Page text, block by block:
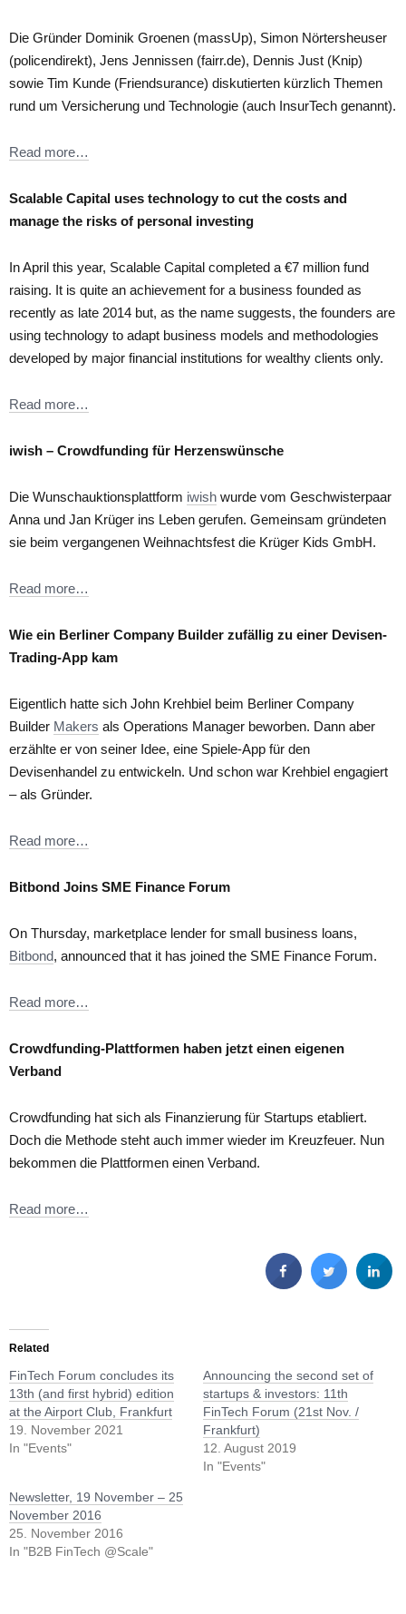
Die Gründer Dominik Groenen (massUp), Simon Nörtersheuser
(policendirekt), Jens Jennissen (fairr.de), Dennis Just (Knip)
sowie Tim Kunde (Friendsurance) diskutierten kürzlich Themen
rund um Versicherung und Technologie (auch InsurTech genannt).
Read more…
Scalable Capital uses technology to cut the costs and
manage the risks of personal investing
In April this year, Scalable Capital completed a €7 million fund
raising. It is quite an achievement for a business founded as
recently as late 2014 but, as the name suggests, the founders are
using technology to adapt business models and methodologies
developed by major financial institutions for wealthy clients only.
Read more…
iwish – Crowdfunding für Herzenswünsche
Die Wunschauktionsplattform iwish wurde vom Geschwisterpaar
Anna und Jan Krüger ins Leben gerufen. Gemeinsam gründeten
sie beim vergangenen Weihnachtsfest die Krüger Kids GmbH.
Read more…
Wie ein Berliner Company Builder zufällig zu einer Devisen-
Trading-App kam
Eigentlich hatte sich John Krehbiel beim Berliner Company
Builder Makers als Operations Manager beworben. Dann aber
erzählte er von seiner Idee, eine Spiele-App für den
Devisenhandel zu entwickeln. Und schon war Krehbiel engagiert
– als Gründer.
Read more…
Bitbond Joins SME Finance Forum
On Thursday, marketplace lender for small business loans,
Bitbond, announced that it has joined the SME Finance Forum.
Read more…
Crowdfunding-Plattformen haben jetzt einen eigenen
Verband
Crowdfunding hat sich als Finanzierung für Startups etabliert.
Doch die Methode steht auch immer wieder im Kreuzfeuer. Nun
bekommen die Plattformen einen Verband.
Read more…
Related
FinTech Forum concludes its
13th (and first hybrid) edition
at the Airport Club, Frankfurt
19. November 2021
In "Events"
Announcing the second set of
startups & investors: 11th
FinTech Forum (21st Nov. /
Frankfurt)
12. August 2019
In "Events"
Newsletter, 19 November – 25
November 2016
25. November 2016
In "B2B FinTech @Scale"